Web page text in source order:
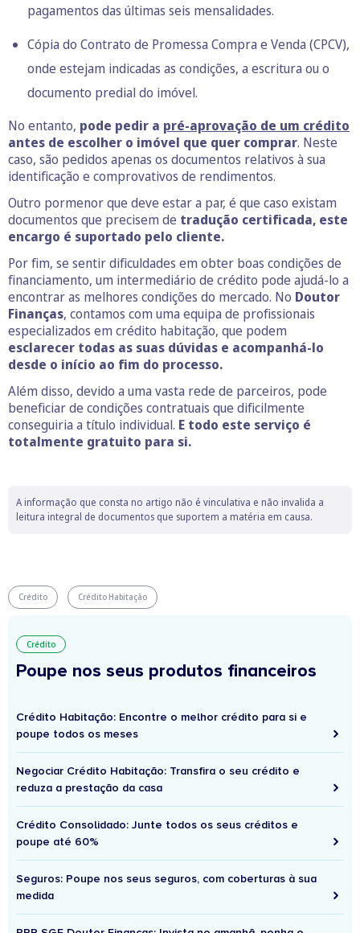
pagamentos das últimas seis mensalidades.
Cópia do Contrato de Promessa Compra e Venda (CPCV),
onde estejam indicadas as condições, a escritura ou o
documento predial do imóvel.
No entanto, pode pedir a pré-aprovação de um crédito
antes de escolher o imóvel que quer comprar. Neste
caso, são pedidos apenas os documentos relativos à sua
identificação e comprovativos de rendimentos.
Outro pormenor que deve estar a par, é que caso existam
documentos que precisem de tradução certificada, este
encargo é suportado pelo cliente.
Por fim, se sentir dificuldades em obter boas condições de
financiamento, um intermediário de crédito pode ajudá-lo a
encontrar as melhores condições do mercado. No Doutor
Finanças, contamos com uma equipa de profissionais
especializados em crédito habitação, que podem
esclarecer todas as suas dúvidas e acompanhá-lo
desde o início ao fim do processo.
Além disso, devido a uma vasta rede de parceiros, pode
beneficiar de condições contratuais que dificilmente
conseguiria a título individual. E todo este serviço é
totalmente gratuito para si.
A informação que consta no artigo não é vinculativa e não invalida a
leitura integral de documentos que suportem a matéria em causa.
Crédito Crédito Habitação
Crédito
Poupe nos seus produtos financeiros
Crédito Habitação: Encontre o melhor crédito para si e
poupe todos os meses
Negociar Crédito Habitação: Transfira o seu crédito e
reduza a prestação da casa
Crédito Consolidado: Junte todos os seus créditos e
poupe até 60%
Seguros: Poupe nos seus seguros, com coberturas à sua
medida